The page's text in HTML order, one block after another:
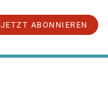
JETZT ABONNIEREN